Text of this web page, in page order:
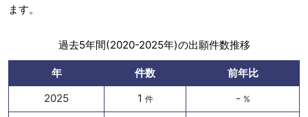
ます。
過去5年間(2020-2025年)の出願件数推移
年 件数
前年比
2025
1 件 - %